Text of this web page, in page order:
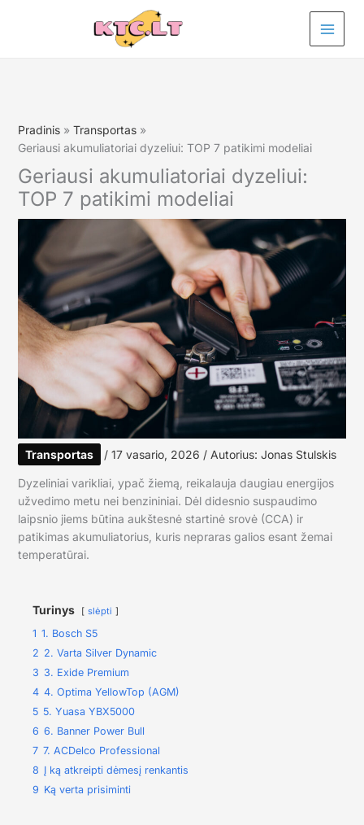
Pradinis
Transportas
Geriausi akumuliatoriai dyzeliui: TOP 7 patikimi modeliai
Geriausi akumuliatoriai dyzeliui:
TOP 7 patikimi modeliai
Transportas / 17 vasario, 2026 / Autorius: Jonas Stulskis
Dyzeliniai varikliai, ypač žiemą, reikalauja daugiau energijos
užvedimo metu nei benzininiai. Dėl didesnio suspaudimo
laipsnio jiems būtina aukštesnė startinė srovė (CCA) ir
patikimas akumuliatorius, kuris nepraras galios esant žemai
temperatūrai.
Turinys slėpti
1 1. Bosch S5
2 2. Varta Silver Dynamic
3 3. Exide Premium
4 4. Optima YellowTop (AGM)
5 5. Yuasa YBX5000
6 6. Banner Power Bull
7 7. ACDelco Professional
8 Į ką atkreipti dėmesį renkantis
9 Ką verta prisiminti